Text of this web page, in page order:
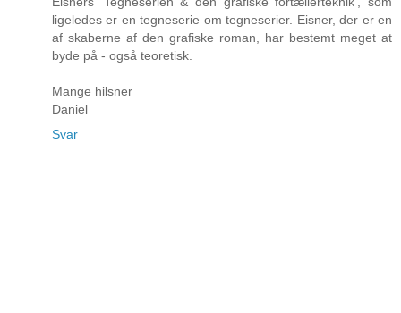
ligeledes er en tegneserie om tegneserier. Eisner, der er en
af skaberne af den grafiske roman, har bestemt meget at
byde på - også teoretisk.
Mange hilsner
Daniel
Svar